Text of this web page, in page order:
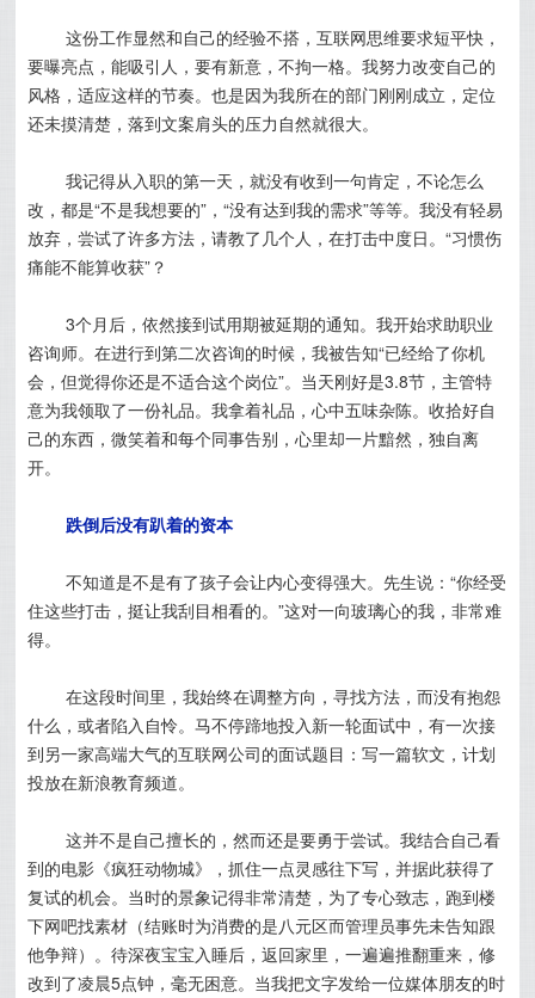
这份工作显然和自己的经验不搭，互联网思维要求短平快，
要曝亮点，能吸引人，要有新意，不拘一格。我努力改变自己的
风格，适应这样的节奏。也是因为我所在的部门刚刚成立，定位
还未摸清楚，落到文案肩头的压力自然就很大。
我记得从入职的第一天，就没有收到一句肯定，不论怎么
改，都是“不是我想要的”，“没有达到我的需求”等等。我没有轻易
放弃，尝试了许多方法，请教了几个人，在打击中度日。“习惯伤
痛能不能算收获”？
3个月后，依然接到试用期被延期的通知。我开始求助职业
咨询师。在进行到第二次咨询的时候，我被告知“已经给了你机
会，但觉得你还是不适合这个岗位”。当天刚好是3.8节，主管特
意为我领取了一份礼品。我拿着礼品，心中五味杂陈。收拾好自
己的东西，微笑着和每个同事告别，心里却一片黯然，独自离
开。
跌倒后没有趴着的资本
不知道是不是有了孩子会让内心变得强大。先生说：“你经受
住这些打击，挺让我刮目相看的。”这对一向玻璃心的我，非常难
得。
在这段时间里，我始终在调整方向，寻找方法，而没有抱怨
什么，或者陷入自怜。马不停蹄地投入新一轮面试中，有一次接
到另一家高端大气的互联网公司的面试题目：写一篇软文，计划
投放在新浪教育频道。
这并不是自己擅长的，然而还是要勇于尝试。我结合自己看
到的电影《疯狂动物城》，抓住一点灵感往下写，并据此获得了
复试的机会。当时的景象记得非常清楚，为了专心致志，跑到楼
下网吧找素材（结账时为消费的是八元区而管理员事先未告知跟
他争辩）。待深夜宝宝入睡后，返回家里，一遍遍推翻重来，修
改到了凌晨5点钟，毫无困意。当我把文字发给一位媒体朋友的时